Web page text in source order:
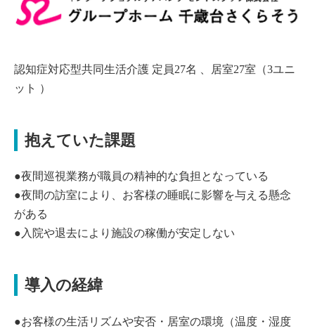
認知症対応型共同生活介護 定員27名 、居室27室（3ユニ
ット ）
抱えていた課題
●夜間巡視業務が職員の精神的な負担となっている
●夜間の訪室により、お客様の睡眠に影響を与える懸念
がある
●入院や退去により施設の稼働が安定しない
導入の経緯
●お客様の生活リズムや安否・居室の環境（温度・湿度